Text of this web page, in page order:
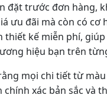
đặt trước đơn hàng,
ưu đãi mà còn có cơ
thiết kế miễn phí,
hiệu bạn trên
mọi chi tiết từ màu
xác bản sắc và